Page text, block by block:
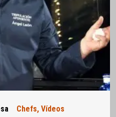
Chefs, Vídeos